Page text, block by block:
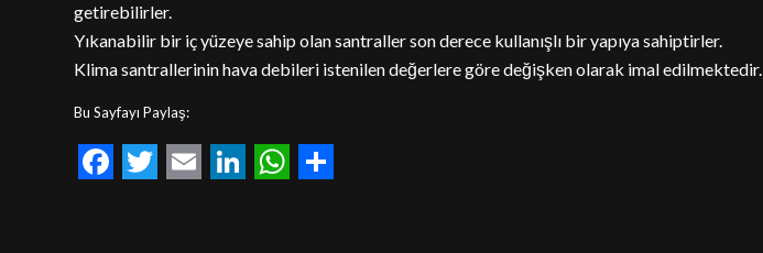
getirebilirler.
Yıkanabilir bir iç yüzeye sahip olan santraller son derece kullanışlı bir yapıya sahiptirler.
Klima santrallerinin hava debileri istenilen değerlere göre değişken olarak imal edilmektedir.
Bu Sayfayı Paylaş: